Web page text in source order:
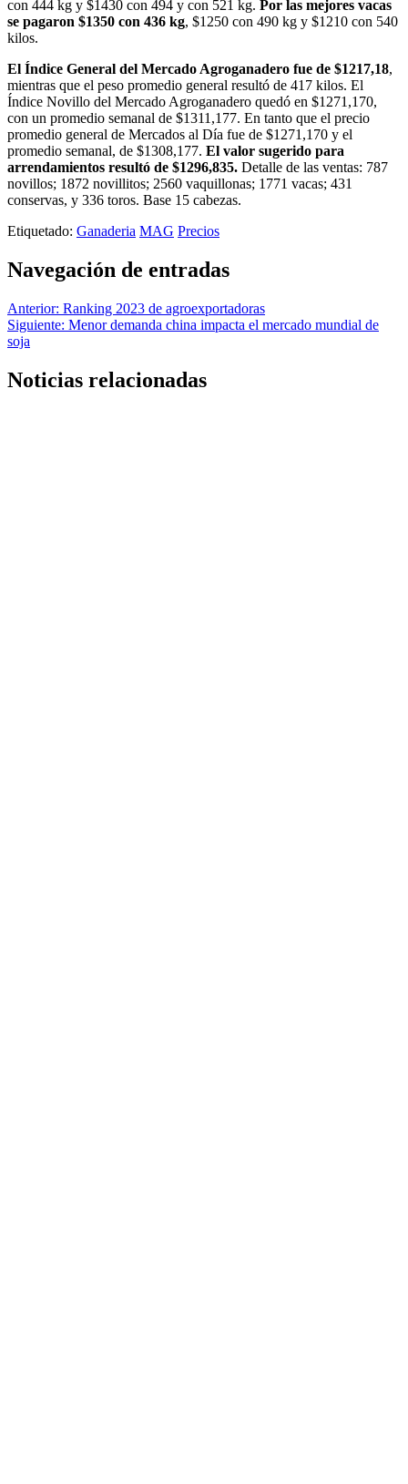
con 444 kg y $1430 con 494 y con 521 kg. Por las mejores vacas
se pagaron $1350 con 436 kg, $1250 con 490 kg y $1210 con 540
kilos.
El Índice General del Mercado Agroganadero fue de $1217,18,
mientras que el peso promedio general resultó de 417 kilos. El
Índice Novillo del Mercado Agroganadero quedó en $1271,170,
con un promedio semanal de $1311,177. En tanto que el precio
promedio general de Mercados al Día fue de $1271,170 y el
promedio semanal, de $1308,177. El valor sugerido para
arrendamientos resultó de $1296,835. Detalle de las ventas: 787
novillos; 1872 novillitos; 2560 vaquillonas; 1771 vacas; 431
conservas, y 336 toros. Base 15 cabezas.
Etiquetado: Ganaderia MAG Precios
Navegación de entradas
Anterior: Ranking 2023 de agroexportadoras
Siguiente: Menor demanda china impacta el mercado mundial de
soja
Noticias relacionadas